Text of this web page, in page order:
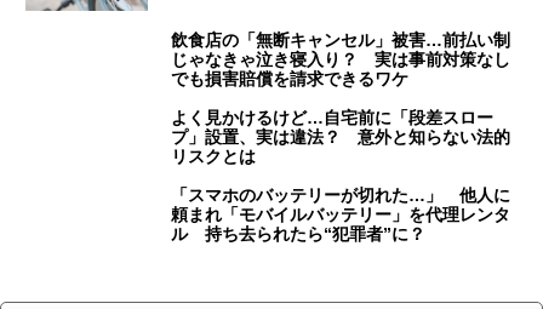
飲食店の「無断キャンセル」被害…前払い制
じゃなきゃ泣き寝入り？ 実は事前対策なし
でも損害賠償を請求できるワケ
よく見かけるけど…自宅前に「段差スロー
プ」設置、実は違法？ 意外と知らない法的
リスクとは
「スマホのバッテリーが切れた…」 他人に
頼まれ「モバイルバッテリー」を代理レンタ
ル 持ち去られたら“犯罪者”に？